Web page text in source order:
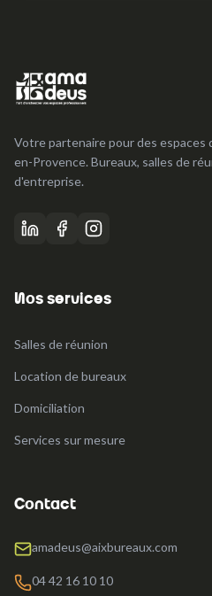
Votre partenaire pour des espaces
en-Provence. Bureaux, salles de
d'entreprise.
Nos services
Salles de réunion
Location de bureaux
Domiciliation
Services sur mesure
Contact
amadeus@aixbureaux.com
04 42 16 10 10